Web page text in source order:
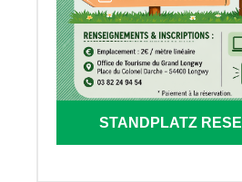
STANDPLATZ